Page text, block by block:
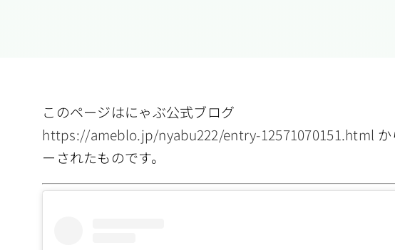
このページはにゃぶ公式ブログ
https://ameblo.jp/nyabu222/entry-12571070151.html
ーされたものです。